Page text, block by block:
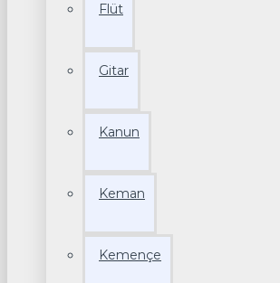
Flüt
Gitar
Kanun
Keman
Kemençe